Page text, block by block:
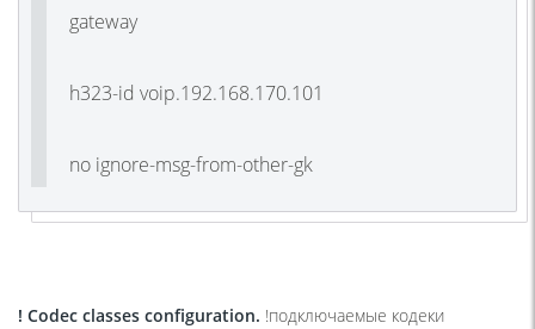
gateway
h323-id voip.192.168.170.101
no ignore-msg-from-other-gk
! Codec classes configuration. !подключаемые кодеки